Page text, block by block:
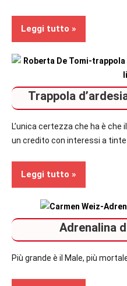
Leggi tutto
Thriller
Trappola
L’unica certezza che ha è
un credito con interessi a
Leggi tutto
Romance
Suspense
Adrenalina
Più grande è il Male, più